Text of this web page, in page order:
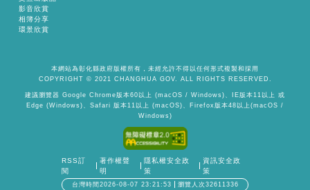
影音欣賞
相簿分享
環景欣賞
本網站為彰化縣政府版權所有，未經允許不得以任何形式複製和採用
COPYRIGHT © 2021 CHANGHUA GOV. ALL RIGHTS RESERVED.
建議瀏覽器 Google Chrome版本60以上 (macOS / Windows)、IE版本11以上 或
Edge (Windows)、Safari 版本11以上 (macOS)、Firefox版本48以上(macOS /
Windows)
RSS訂
閱
著作權聲
明
隱私權安全政
策
資訊安全政
策
台灣時間2026-08-07 23:21:53 瀏覽人次32611336